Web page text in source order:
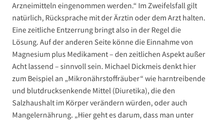
Arzneimitteln eingenommen werden.“ Im Zweifelsfall gilt
natürlich, Rücksprache mit der Ärztin oder dem Arzt halten.
Eine zeitliche Entzerrung bringt also in der Regel die
Lösung. Auf der anderen Seite könne die Einnahme von
Magnesium plus Medikament – den zeitlichen Aspekt außer
Acht lassend – sinnvoll sein. Michael Dickmeis denkt hier
zum Beispiel an „Mikronährstoffräuber“ wie harntreibende
und blutdrucksenkende Mittel (Diuretika), die den
Salzhaushalt im Körper verändern würden, oder auch
Mangelernährung. „Hier geht es darum, dass man unter